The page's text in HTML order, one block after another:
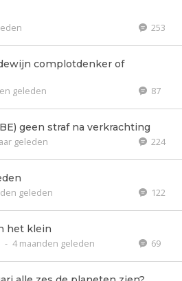
253
complotdenker of
geleden 87
geen straf na verkrachting
geleden 224
geleden 122
het klein
- 4 maanden geleden 69